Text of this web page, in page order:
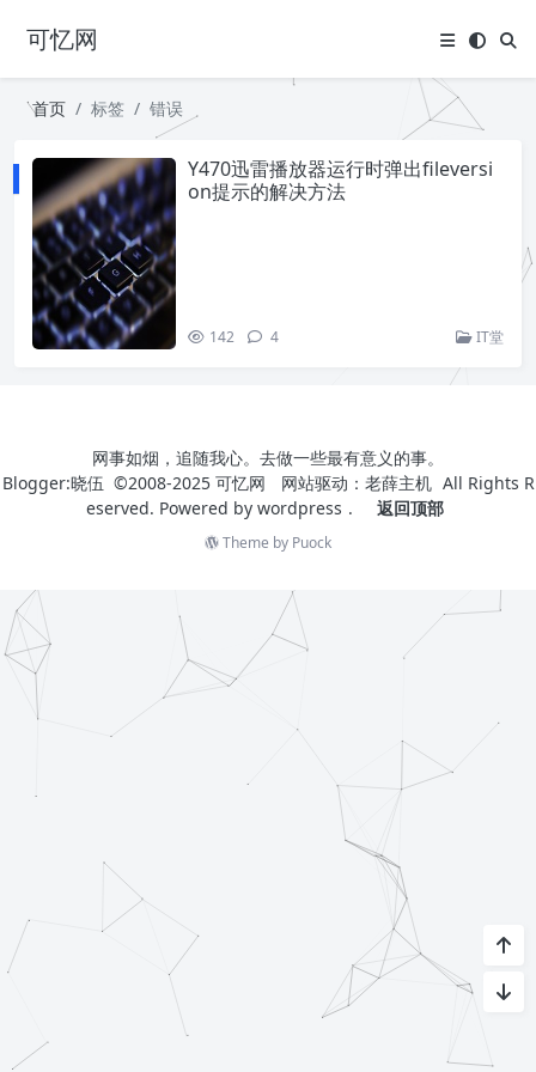
可忆网
首页 标签 错误
Y470迅雷播放器运行时弹出fileversi
on提示的解决方法
142 4 IT堂
网事如烟，追随我心。去做一些最有意义的事。
Blogger:晓伍 ©2008-2025 可忆网 网站驱动： 老薛主机 All Rights R
eserved. Powered by wordpress . 返回顶部
Theme by Puock